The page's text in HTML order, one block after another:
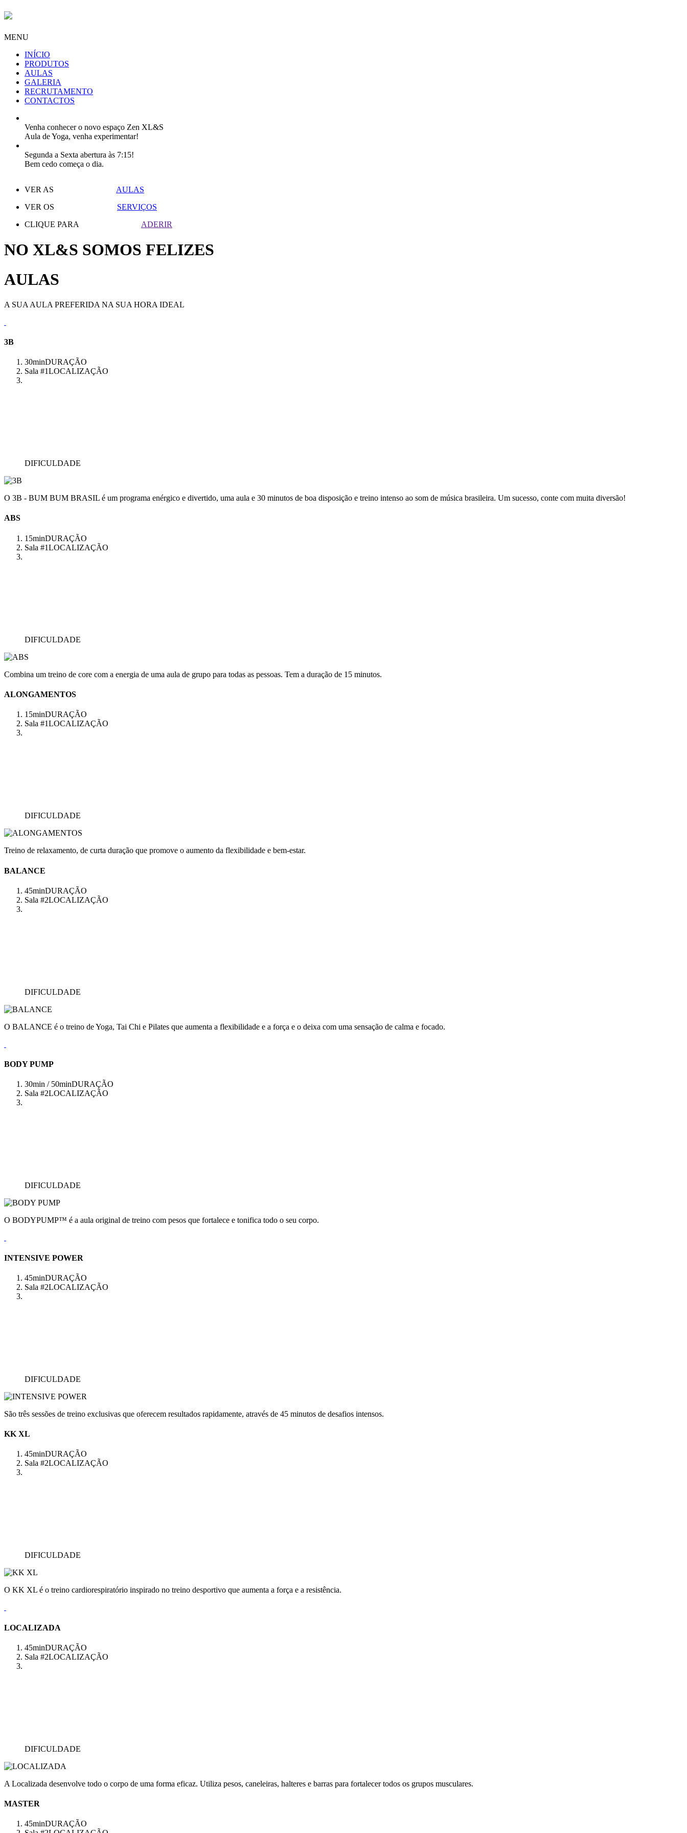
MENU
INÍCIO
PRODUTOS
AULAS
GALERIA
RECRUTAMENTO
CONTACTOS
Venha conhecer o novo espaço Zen XL&S
Aula de Yoga, venha experimentar!
Segunda a Sexta abertura às 7:15!
Bem cedo começa o dia.
VER AS
AULAS
VER OS
SERVIÇOS
CLIQUE PARA
ADERIR
NO XL&S SOMOS FELIZES
AULAS
A SUA AULA PREFERIDA NA SUA HORA IDEAL
3B
30minDURAÇÃO
Sala #1LOCALIZAÇÃO
DIFICULDADE
O 3B - BUM BUM BRASIL é um programa enérgico e divertido, uma aula e 30 minutos de boa disposição e treino intenso ao som de música brasileira. Um sucesso, conte com muita diversão!
ABS
15minDURAÇÃO
Sala #1LOCALIZAÇÃO
DIFICULDADE
Combina um treino de core com a energia de uma aula de grupo para todas as pessoas. Tem a duração de 15 minutos.
ALONGAMENTOS
15minDURAÇÃO
Sala #1LOCALIZAÇÃO
DIFICULDADE
Treino de relaxamento, de curta duração que promove o aumento da flexibilidade e bem-estar.
BALANCE
45minDURAÇÃO
Sala #2LOCALIZAÇÃO
DIFICULDADE
O BALANCE é o treino de Yoga, Tai Chi e Pilates que aumenta a flexibilidade e a força e o deixa com uma sensação de calma e focado.
BODY PUMP
30min / 50minDURAÇÃO
Sala #2LOCALIZAÇÃO
DIFICULDADE
O BODYPUMP™ é a aula original de treino com pesos que fortalece e tonifica todo o seu corpo.
INTENSIVE POWER
45minDURAÇÃO
Sala #2LOCALIZAÇÃO
DIFICULDADE
São três sessões de treino exclusivas que oferecem resultados rapidamente, através de 45 minutos de desafios intensos.
KK XL
45minDURAÇÃO
Sala #2LOCALIZAÇÃO
DIFICULDADE
O KK XL é o treino cardiorespiratório inspirado no treino desportivo que aumenta a força e a resistência.
LOCALIZADA
45minDURAÇÃO
Sala #2LOCALIZAÇÃO
DIFICULDADE
A Localizada desenvolve todo o corpo de uma forma eficaz. Utiliza pesos, caneleiras, halteres e barras para fortalecer todos os grupos musculares.
MASTER
45minDURAÇÃO